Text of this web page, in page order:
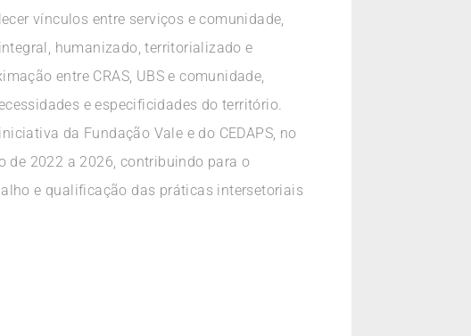
vínculos entre serviços e comunidade,
humanizado, territorializado e
entre CRAS, UBS e comunidade,
e especificidades do território.
da Fundação Vale e do CEDAPS, no
de 2022 a 2026, contribuindo para o
e qualificação das práticas intersetoriais